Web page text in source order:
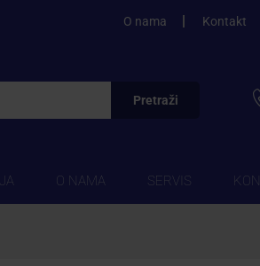
O nama Kontakt
Pretraži
O NAMA SERVIS